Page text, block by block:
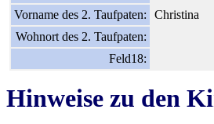
Vorname des 2. Taufpaten:
Christina
Wohnort des 2. Taufpaten:
Feld18:
Hinweise zu den